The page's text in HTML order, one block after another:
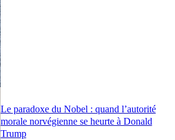
Le paradoxe du Nobel : quand l’autorité
morale norvégienne se heurte à Donald
Trump